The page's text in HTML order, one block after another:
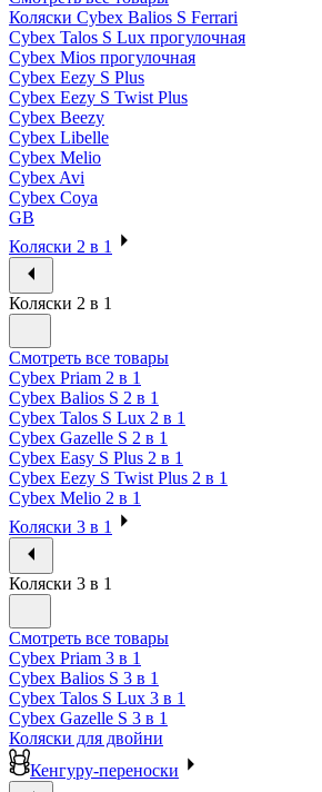
Коляски Cybex Balios S Ferrari
Cybex Talos S Lux прогулочная
Cybex Mios прогулочная
Cybex Eezy S Plus
Cybex Eezy S Twist Plus
Cybex Beezy
Cybex Libelle
Cybex Melio
Cybex Avi
Cybex Coya
GB
Коляски 2 в 1
Коляски 2 в 1
Смотреть все товары
Cybex Priam 2 в 1
Cybex Balios S 2 в 1
Cybex Talos S Lux 2 в 1
Cybex Gazelle S 2 в 1
Cybex Easy S Plus 2 в 1
Cybex Eezy S Twist Plus 2 в 1
Cybex Melio 2 в 1
Коляски 3 в 1
Коляски 3 в 1
Смотреть все товары
Cybex Priam 3 в 1
Cybex Balios S 3 в 1
Cybex Talos S Lux 3 в 1
Cybex Gazelle S 3 в 1
Коляски для двойни
Кенгуру-переноски